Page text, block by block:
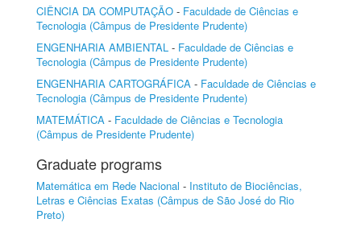
CIÊNCIA DA COMPUTAÇÃO - Faculdade de Ciências e
Tecnologia (Câmpus de Presidente Prudente)
ENGENHARIA AMBIENTAL - Faculdade de Ciências e
Tecnologia (Câmpus de Presidente Prudente)
ENGENHARIA CARTOGRÁFICA - Faculdade de Ciências e
Tecnologia (Câmpus de Presidente Prudente)
MATEMÁTICA - Faculdade de Ciências e Tecnologia
(Câmpus de Presidente Prudente)
Graduate programs
Matemática em Rede Nacional - Instituto de Biociências,
Letras e Ciências Exatas (Câmpus de São José do Rio
Preto)